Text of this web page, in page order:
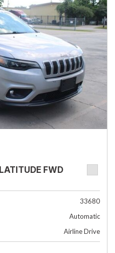
FWD
33680
Automatic
Airline Drive